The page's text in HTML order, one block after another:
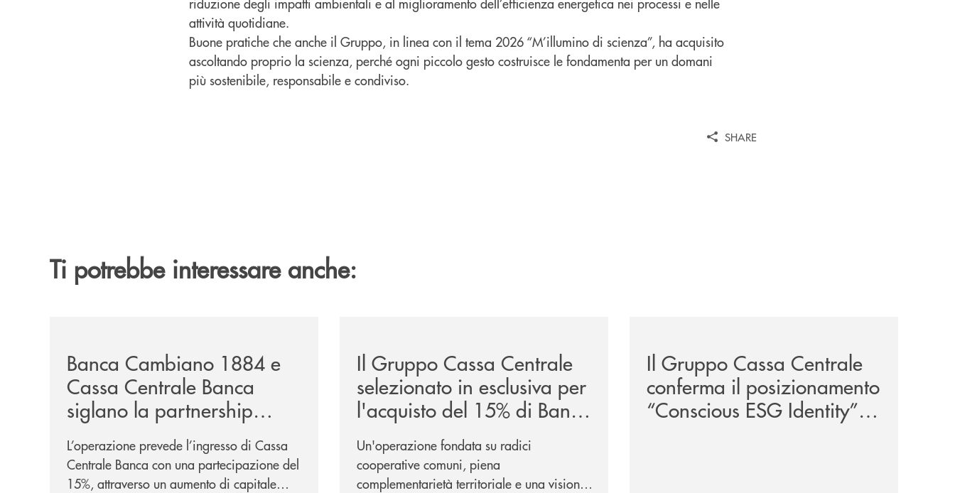
attività quotidiane.
Buone pratiche che anche il Gruppo, in linea con il tema 2026 “M’illumino di scienza”, ha acquisito
ascoltando proprio la scienza, perché ogni piccolo gesto costruisce le fondamenta per un domani
più sostenibile, responsabile e condiviso.
SHARE
Ti potrebbe interessare anche:
Banca Cambiano 1884 e
Cassa Centrale Banca
siglano la partnership
strategica
L’operazione prevede l’ingresso di Cassa
Centrale Banca con una partecipazione del
15%, attraverso un aumento di capitale
Il Gruppo Cassa Centrale
selezionato in esclusiva per
l'acquisto del 15% di Banca
Cambiano 1884
Un'operazione fondata su radici
cooperative comuni, piena
complementarietà territoriale e una visione
Il Gruppo Cassa Centrale
conferma il posizionamento
“Conscious ESG Identity”
nell’ESG Identity Corporate